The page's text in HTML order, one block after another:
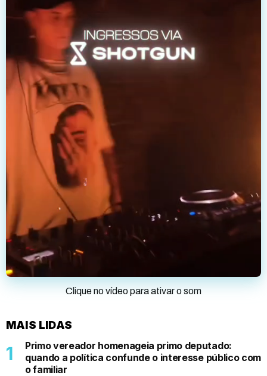
Clique no vídeo para ativar o som
MAIS LIDAS
Primo vereador homenageia primo deputado:
quando a política confunde o interesse público com
o familiar